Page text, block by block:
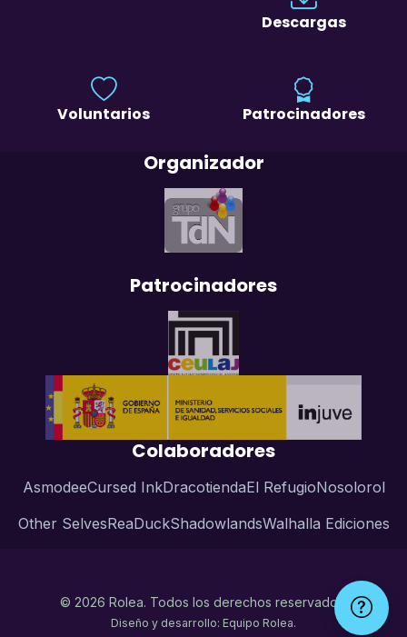
Descargas
Voluntarios Patrocinadores
Organizador
Patrocinadores
Colaboradores
AsmodeeCursed InkDracotiendaEl RefugioNosolorol
Other SelvesReaDuckShadowlandsWalhalla Ediciones
© 2026 Rolea. Todos los derechos reservados.
Diseño y desarrollo: Equipo Rolea.